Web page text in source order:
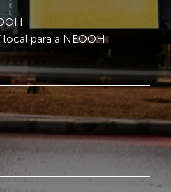
para a NEOOH